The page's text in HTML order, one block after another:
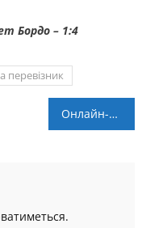
Бордо – 1:4
перевізник
Онлайн-казино Слотс Сіті: відповідальний бізнес